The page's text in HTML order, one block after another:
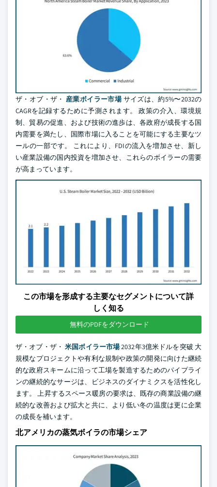
ザ・オブ・ザ・産業ボイラー市場サイズは、約5%〜2032の
CAGRを記録するために予測されます。 政策の介入、環境規
制、貿易の促進、および技術の進歩は、各政府が成長する国
内需要を満たし、国際市場に入ることを可能にする主要なツ
ールの一部です。 これにより、FDIの流入を増加させ、新し
い産業設備の国内投資を増加させ、これらのボイラーの需要
が高まっています。
この市場を形成する主要なセグメントについて詳
しく知る
無料のPDFをダウンロード
ザ・オブ・ザ・米国ボイラー市場2032年3億米ドルを突破 大
規模なプロジェクトや有利な規制や政策の開発に向けた継続
的な政府スキームに沿って工場を製造するためのパイプライ
ンの継続的なサージは、ビジネスのダイナミクスを活性化し
ます。 上昇するスペース暖房の要求は、既存の商業設備の継
続的な改善および拡大と共に、より低い冬の温度は更に企業
の成長を補います。
北アメリカの蒸気ボイラの市場シェア